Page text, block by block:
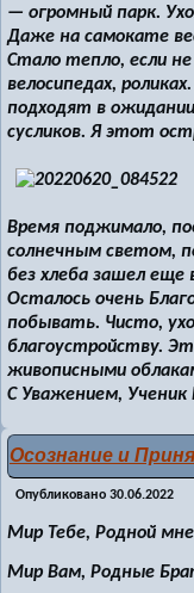
— огромный парк.
Даже на самокате
Стало тепло, если
велосипедах,
подходят в
сусликов. Я этот
Время поджимало,
солнечным светом,
без хлеба зашел еще
Осталось очень
побывать. Чисто,
благоустройству.
живописными
С Уважением, Ученик
Осознание и
Опубликовано 30.06.2022
Мир Тебе, Родной
Мир Вам, Родные